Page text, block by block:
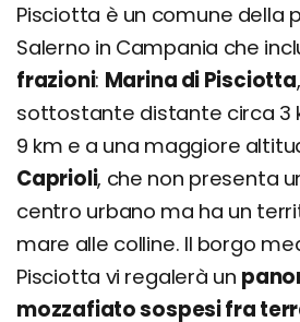
Pisciotta è un comune della
Salerno in Campania che
frazioni: Marina di Pisciotta
sottostante distante circa 3
9 km e a una maggiore
Caprioli, che non presenta
centro urbano ma ha un
mare alle colline. Il borgo
Pisciotta vi regalerà un
mozzafiato sospesi fra